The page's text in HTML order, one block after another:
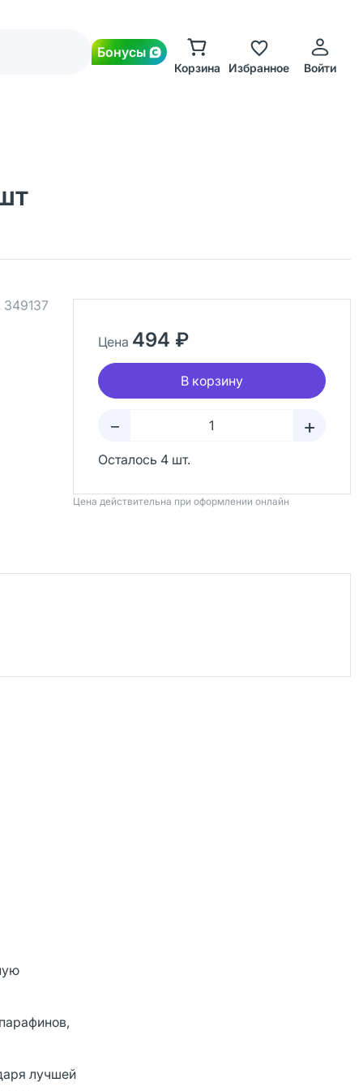
Бонусы
Корзина Избранное Войти
349137
Цена 494 ₽
В корзину
– +
Осталось 4 шт.
Цена действительна при оформлении онлайн
лучшей